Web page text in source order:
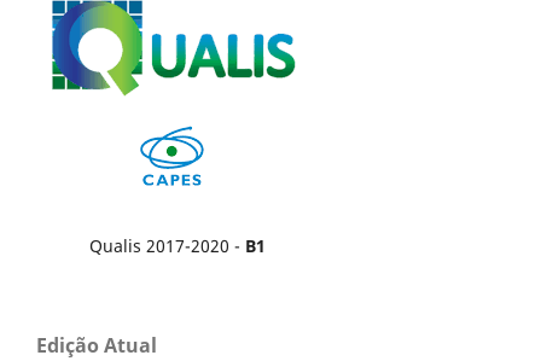
Qualis 2017-2020 - B1
Edição Atual